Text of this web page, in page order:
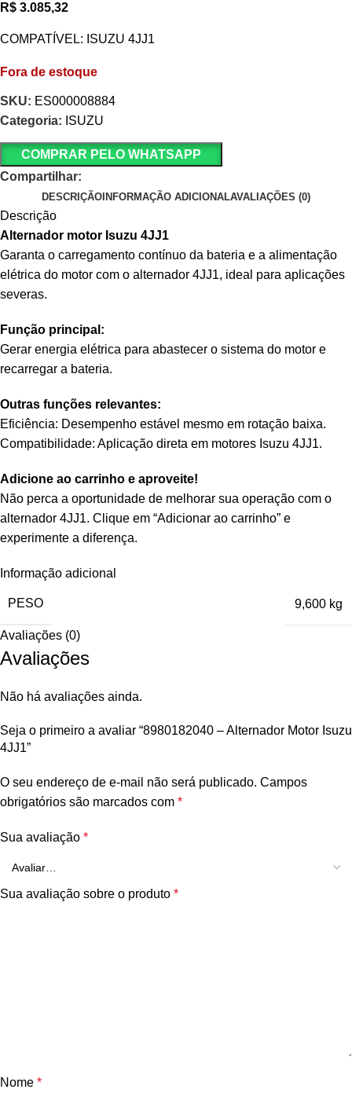
R$ 3.085,32
COMPATÍVEL: ISUZU 4JJ1
Fora de estoque
SKU: ES000008884
Categoria: ISUZU
COMPRAR PELO WHATSAPP
Compartilhar:
DESCRIÇÃO INFORMAÇÃO ADICIONALAVALIAÇÕES (0)
Descrição
Alternador motor Isuzu 4JJ1
Garanta o carregamento contínuo da bateria e a alimentação
elétrica do motor com o alternador 4JJ1, ideal para aplicações
severas.
Função principal:
Gerar energia elétrica para abastecer o sistema do motor e
recarregar a bateria.
Outras funções relevantes:
Eficiência: Desempenho estável mesmo em rotação baixa.
Compatibilidade: Aplicação direta em motores Isuzu 4JJ1.
Adicione ao carrinho e aproveite!
Não perca a oportunidade de melhorar sua operação com o
alternador 4JJ1. Clique em “Adicionar ao carrinho” e
experimente a diferença.
Informação adicional
PESO 9,600 kg
Avaliações (0)
Avaliações
Não há avaliações ainda.
Seja o primeiro a avaliar “8980182040 – Alternador Motor Isuzu
4JJ1”
O seu endereço de e-mail não será publicado. Campos
obrigatórios são marcados com *
Sua avaliação *
Sua avaliação sobre o produto *
Nome *